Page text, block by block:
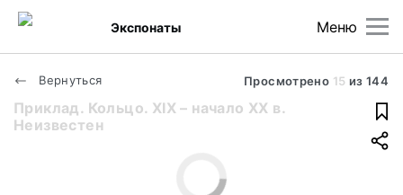
Меню
Экспонаты
Вернуться Просмотрено 15 из 144
Приклад. Кольцо. XIX – начало XX в.
Неизвестен